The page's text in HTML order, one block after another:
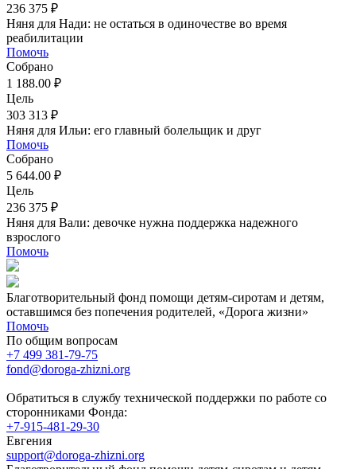
236 375 ₽
Няня для Нади: не остаться в одиночестве во время
реабилитации
Помочь
Собрано
1 188.00 ₽
Цель
303 313 ₽
Няня для Ильи: его главный болельщик и друг
Помочь
Собрано
5 644.00 ₽
Цель
236 375 ₽
Няня для Вали: девочке нужна поддержка надежного
взрослого
Помочь
Благотворительный фонд помощи детям-сиротам и детям,
оставшимся без попечения родителей, «Дорога жизни»
Помочь
По общим вопросам
+7 499 381-79-75
fond@doroga-zhizni.org
Обратиться в службу технической поддержки по работе со
сторонниками Фонда:
+7-915-481-29-30
Евгения
support@doroga-zhizni.org